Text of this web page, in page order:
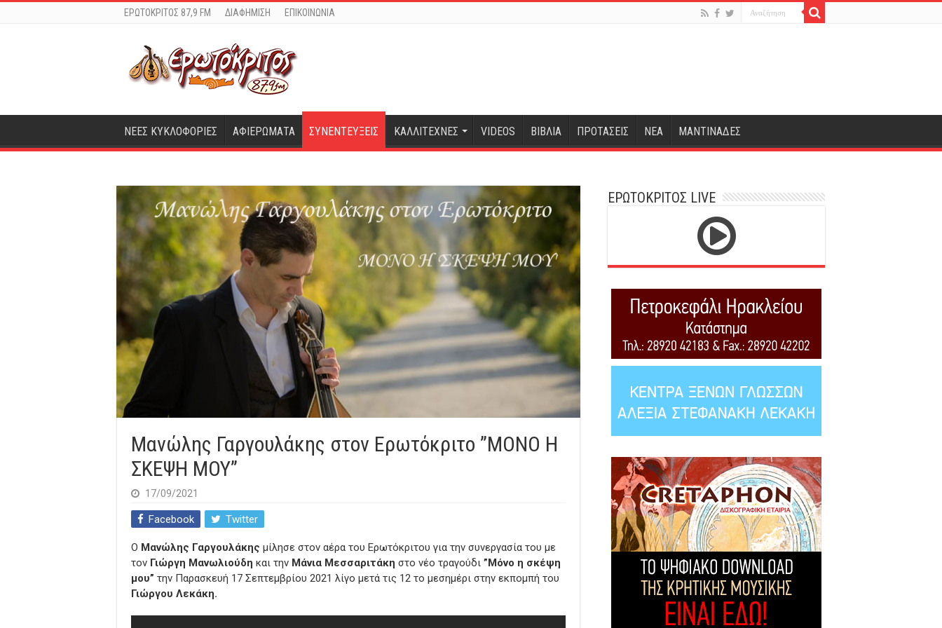
ΕΡΩΤΟΚΡΙΤΟΣ 87,9 FM ΔΙΑΦΗΜΙΣΗ ΕΠΙΚΟΙΝΩΝΙΑ
ΝΕΕΣ ΚΥΚΛΟΦΟΡΙΕΣ ΑΦΙΕΡΩΜΑΤΑ ΣΥΝΕΝΤΕΥΞΕΙΣ ΚΑΛΛΙΤΕΧΝΕΣ VIDEOS ΒΙΒΛΙΑ ΠΡΟΤΑΣΕΙΣ ΝΕΑ ΜΑΝΤΙΝΑΔΕΣ
Μανώλης Γαργουλάκης στον Ερωτόκριτο ”ΜΟΝΟ Η
ΣΚΕΨΗ ΜΟΥ”
17/09/2021
Facebook Twitter
Ο Μανώλης Γαργουλάκης μίλησε στον αέρα του Ερωτόκριτου για την συνεργασία του με
τον Γιώργη Μανωλιούδη και την Μάνια Μεσσαριτάκη στο νέο τραγούδι ”Μόνο η σκέψη
μου” την Παρασκευή 17 Σεπτεμβρίου 2021 λίγο μετά τις 12 το μεσημέρι στην εκπομπή του
Γιώργου Λεκάκη.
ΕΡΩΤΟΚΡΙΤΟΣ LIVE